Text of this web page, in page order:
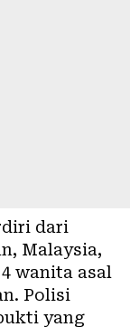
dari
Malaysia,
wanita asal
Polisi
yang